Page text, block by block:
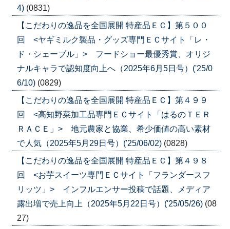
4) (0831)
【こだわりの逸品を全国展開 特産品ＥＣ】第５００
回 <ヤギミルク製品・グッズ専門ＥＣサイト「レ・
ド・シェーブル」> フードショー最優秀賞、オリジ
ナルキャラで認知度向上へ（2025年6月5日号）('25/0
6/10) (0829)
【こだわりの逸品を全国展開 特産品ＥＣ】第４９９
回 <高知野菜加工品専門ＥＣサイト「はるのＴＥＲ
ＲＡＣＥ」> 地元農家と協業、希少価値の高い素材
で人気（2025年5月29日号）('25/06/02) (0828)
【こだわりの逸品を全国展開 特産品ＥＣ】第４９８
回 <お芋スイーツ専門ＥＣサイト「フランダースフ
リッツ」> インフルエンサー投稿で話題、メディア
露出増で売上向上（2025年5月22日号）('25/05/26) (08
27)